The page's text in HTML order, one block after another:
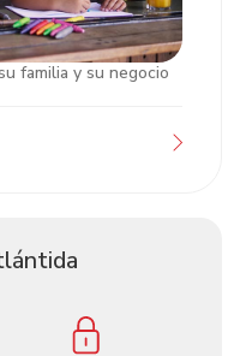
familia y su negocio